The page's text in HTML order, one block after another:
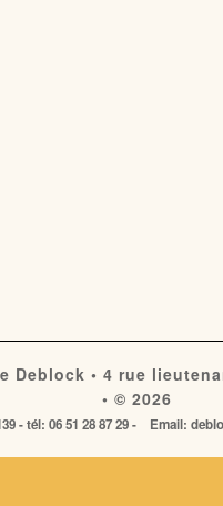
Deblock • 4 rue
• © 2026
- tél: 06 51 28 87 29 - Email: